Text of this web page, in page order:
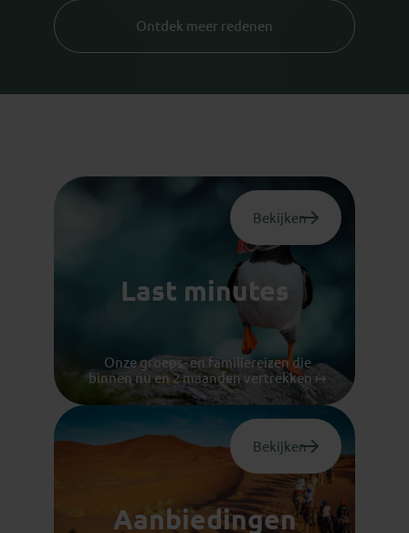
Ontdek meer redenen
Bekijken
Last minutes
Onze groeps- en familiereizen die
binnen nu en 2 maanden vertrekken ↦
Bekijken
Aanbiedingen